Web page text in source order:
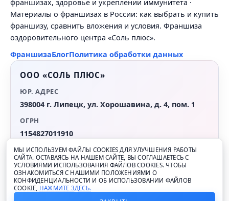
МЫ ИСПОЛЬЗУЕМ ФАЙЛЫ COOKIES ДЛЯ УЛУЧШЕНИЯ РАБОТЫ
САЙТА. ОСТАВАЯСЬ НА НАШЕМ САЙТЕ, ВЫ СОГЛАШАЕТЕСЬ С
УСЛОВИЯМИ ИСПОЛЬЗОВАНИЯ ФАЙЛОВ COOKIES. ЧТОБЫ
ОЗНАКОМИТЬСЯ С НАШИМИ ПОЛОЖЕНИЯМИ О
КОНФИДЕНЦИАЛЬНОСТИ И ОБ ИСПОЛЬЗОВАНИИ ФАЙЛОВ
COOKIE, НАЖМИТЕ ЗДЕСЬ.
франшизах, здоровье и укреплении иммунитета ·
Материалы о франшизах в России: как выбрать и купить
франшизу, сравнить вложения и условия. Франшиза
оздоровительного центра «Соль плюс».
ФраншизаБлогПолитика обработки данных
ООО «СОЛЬ ПЛЮС»
ЮР. АДРЕС
398004 г. Липецк, ул. Хорошавина, д. 4, пом. 1
ОГРН
1154827011910
ИНН
4826107435
EMAIL
fr@sol-plus.ru